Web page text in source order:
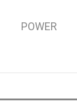
POWER